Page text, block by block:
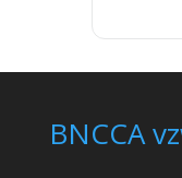
BNCCA